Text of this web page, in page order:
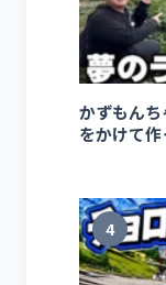
かずもん
をかけて
4